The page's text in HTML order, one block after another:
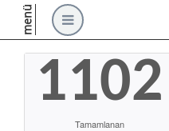
menü
1102
Tamamlanan